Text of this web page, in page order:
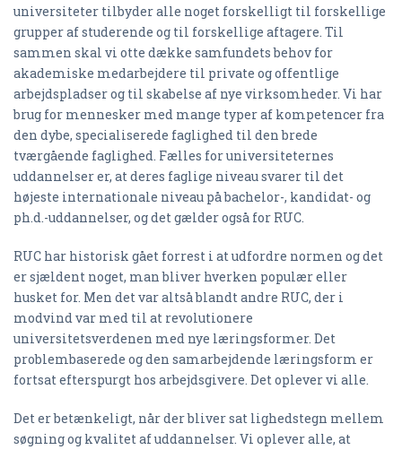
universiteter tilbyder alle noget forskelligt til forskellige
grupper af studerende og til forskellige aftagere. Til
sammen skal vi otte dække samfundets behov for
akademiske medarbejdere til private og offentlige
arbejdspladser og til skabelse af nye virksomheder. Vi har
brug for mennesker med mange typer af kompetencer fra
den dybe, specialiserede faglighed til den brede
tværgående faglighed. Fælles for universiteternes
uddannelser er, at deres faglige niveau svarer til det
højeste internationale niveau på bachelor-, kandidat- og
ph.d.-uddannelser, og det gælder også for RUC.
RUC har historisk gået forrest i at udfordre normen og det
er sjældent noget, man bliver hverken populær eller
husket for. Men det var altså blandt andre RUC, der i
modvind var med til at revolutionere
universitetsverdenen med nye læringsformer. Det
problembaserede og den samarbejdende læringsform er
fortsat efterspurgt hos arbejdsgivere. Det oplever vi alle.
Det er betænkeligt, når der bliver sat lighedstegn mellem
søgning og kvalitet af uddannelser. Vi oplever alle, at